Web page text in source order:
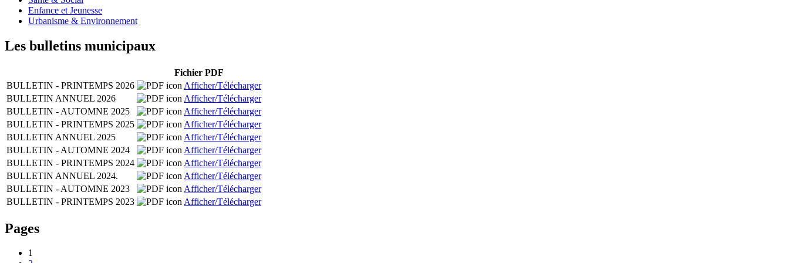
Enfance et Jeunesse
Urbanisme & Environnement
Les bulletins municipaux
Fichier PDF
BULLETIN - PRINTEMPS 2026
Afficher/Télécharger
BULLETIN ANNUEL 2026
Afficher/Télécharger
BULLETIN - AUTOMNE 2025
Afficher/Télécharger
BULLETIN - PRINTEMPS 2025
Afficher/Télécharger
BULLETIN ANNUEL 2025
Afficher/Télécharger
BULLETIN - AUTOMNE 2024
Afficher/Télécharger
BULLETIN - PRINTEMPS 2024
Afficher/Télécharger
BULLETIN ANNUEL 2024.
Afficher/Télécharger
BULLETIN - AUTOMNE 2023
Afficher/Télécharger
BULLETIN - PRINTEMPS 2023
Afficher/Télécharger
Pages
1